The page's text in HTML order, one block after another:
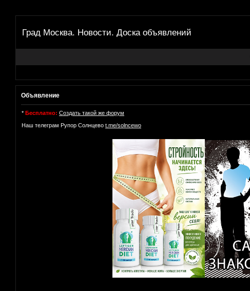
Град Москва. Новости. Доска объявлений
Объявление
* Бесплатно: Создать такой же форум
Наш телеграм Рупор Солнцево t.me/solncewo